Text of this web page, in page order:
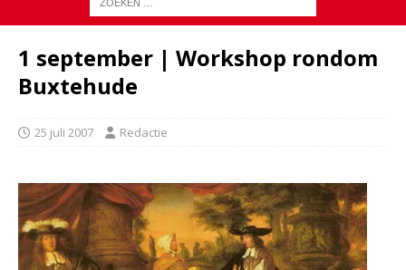
1 september | Workshop rondom
Buxtehude
25 juli 2007 Redactie